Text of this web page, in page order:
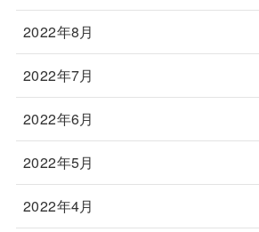
2022年8月
2022年7月
2022年6月
2022年5月
2022年4月